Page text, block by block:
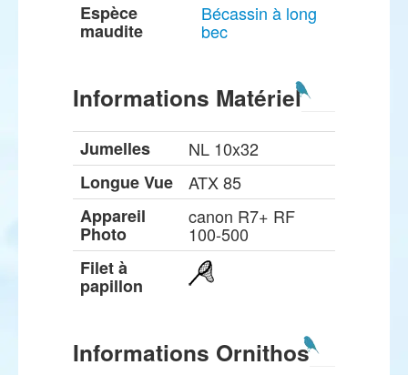
Espèce
maudite
Bécassin à long
bec
Informations Matériel
Jumelles
NL 10x32
Longue Vue
ATX 85
Appareil
Photo
canon R7+ RF
100-500
Filet à
papillon
Informations Ornithos